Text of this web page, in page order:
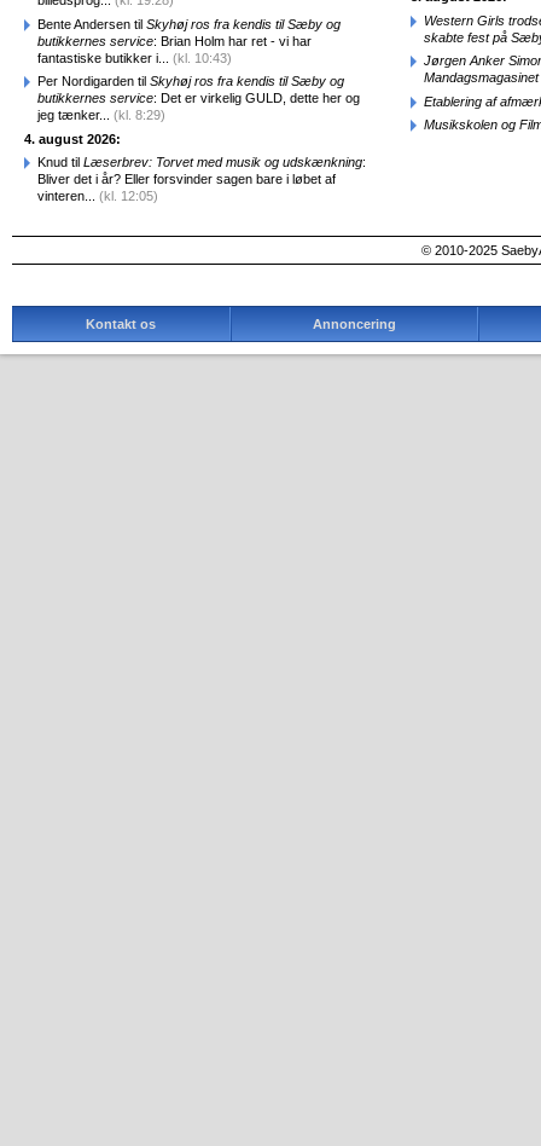
Bente Andersen til Skyhøj ros fra kendis til Sæby og
butikkernes service: Brian Holm har ret - vi har
fantastiske butikker i... (kl. 10:43)
Per Nordigarden til Skyhøj ros fra kendis til Sæby og
butikkernes service: Det er virkelig GULD, dette her og
jeg tænker... (kl. 8:29)
4. august 2026:
Knud til Læserbrev: Torvet med musik og udskænkning:
Bliver det i år? Eller forsvinder sagen bare i løbet af
vinteren... (kl. 12:05)
Western Girls
skabte fest på
Jørgen Anker
Mandagsmagasinet
Etablering af
Musikskolen og
© 2010-2025
Kontakt os Annoncering